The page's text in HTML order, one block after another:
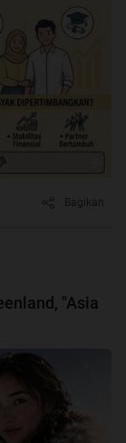
Bagikan
"Asia